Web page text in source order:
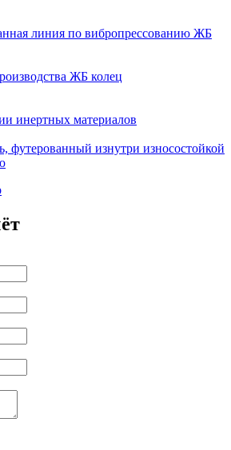
линия по вибропрессованию ЖБ
ЖБ колец
инертных материалов
футерованный изнутри износостойкой